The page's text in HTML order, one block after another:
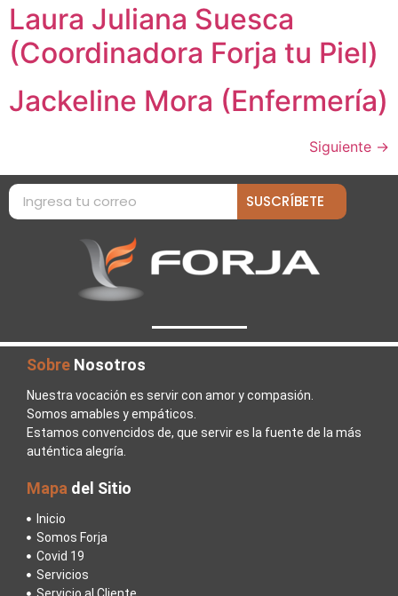
Laura Juliana Suesca
(Coordinadora Forja tu Piel)
Jackeline Mora (Enfermería)
Siguiente →
SUSCRÍBETE
Sobre Nosotros
Nuestra vocación es servir con amor y compasión.
Somos amables y empáticos.
Estamos convencidos de, que servir es la fuente de la más
auténtica alegría.
Mapa del Sitio
Inicio
Somos Forja
Covid 19
Servicios